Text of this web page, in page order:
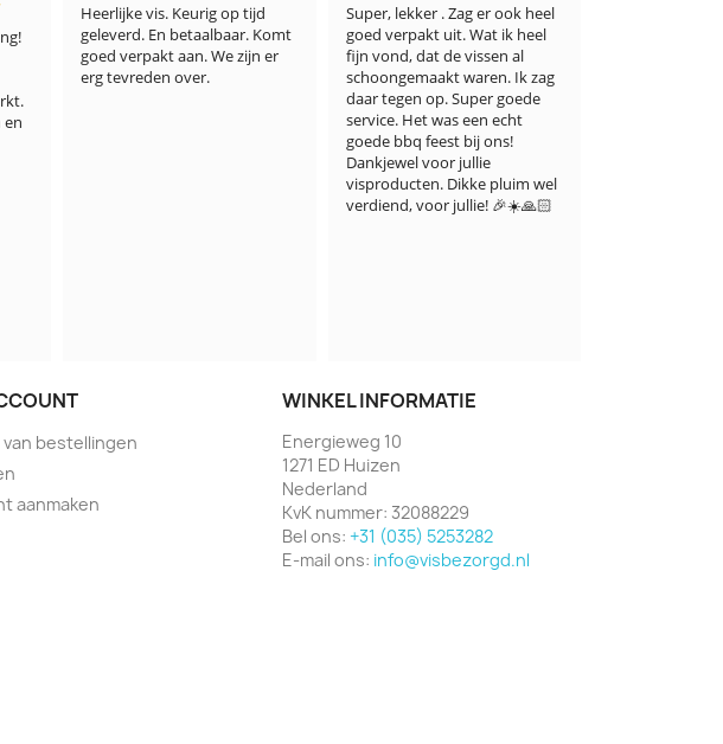
Heerlijke vis. Keurig op tijd
geleverd. En betaalbaar. Komt
goed verpakt aan. We zijn er
erg tevreden over.
Super, lekker . Zag er ook heel
goed verpakt uit. Wat ik heel
fijn vond, dat de vissen al
schoongemaakt waren. Ik zag
daar tegen op. Super goede
service. Het was een echt
goede bbq feest bij ons!
Dankjewel voor jullie
visproducten. Dikke pluim wel
verdiend, voor jullie! 🎉☀️🙏🏻
van bestellingen
aanmaken
WINKEL INFORMATIE
Energieweg 10
1271 ED Huizen
Nederland
KvK nummer: 32088229
Bel ons: +31 (035) 5253282
E-mail ons: info@visbezorgd.nl